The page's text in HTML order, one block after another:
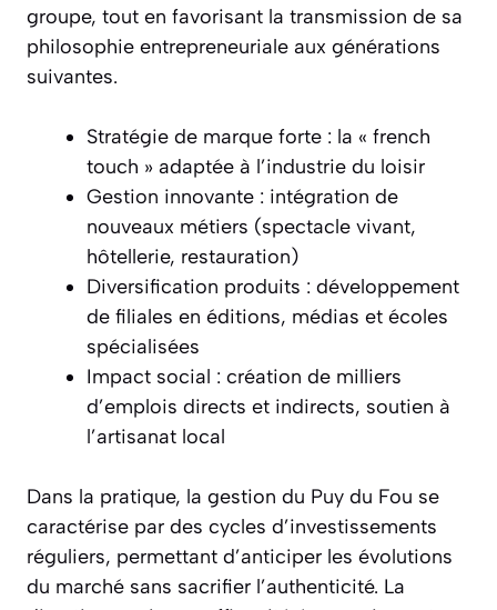
groupe, tout en favorisant la transmission de sa
philosophie entrepreneuriale aux générations
suivantes.
Stratégie de marque forte : la « french
touch » adaptée à l’industrie du loisir
Gestion innovante : intégration de
nouveaux métiers (spectacle vivant,
hôtellerie, restauration)
Diversification produits : développement
de filiales en éditions, médias et écoles
spécialisées
Impact social : création de milliers
d’emplois directs et indirects, soutien à
l’artisanat local
Dans la pratique, la gestion du Puy du Fou se
caractérise par des cycles d’investissements
réguliers, permettant d’anticiper les évolutions
du marché sans sacrifier l’authenticité. La